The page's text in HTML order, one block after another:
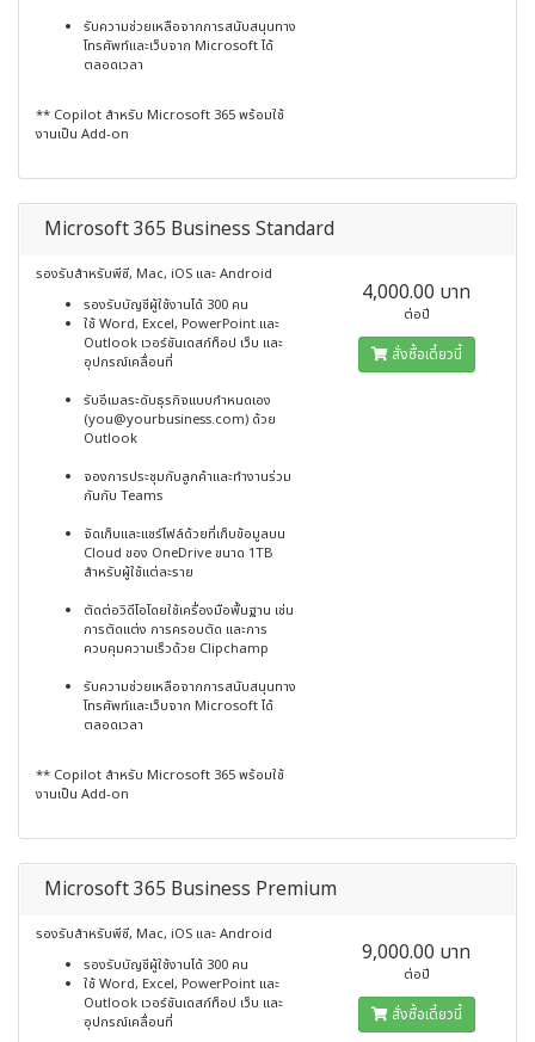
รับความช่วยเหลือจากการสนับสนุนทาง
โทรศัพท์และเว็บจาก Microsoft ได้
ตลอดเวลา
** Copilot สำหรับ Microsoft 365 พร้อมใช้
งานเป็น Add-on
Microsoft 365 Business Standard
รองรับสำหรับพีซี, Mac, iOS และ Android
รองรับบัญชีผู้ใช้งานได้ 300 คน
ใช้ Word, Excel, PowerPoint และ
Outlook เวอร์ชันเดสก์ท็อป เว็บ และ
อุปกรณ์เคลื่อนที่
รับอีเมลระดับธุรกิจแบบกำหนดเอง
(you@yourbusiness.com) ด้วย
Outlook
จองการประชุมกับลูกค้าและทำงานร่วม
กันกับ Teams
จัดเก็บและแชร์ไฟล์ด้วยที่เก็บข้อมูลบน
Cloud ของ OneDrive ขนาด 1TB
สำหรับผู้ใช้แต่ละราย
ตัดต่อวิดีโอโดยใช้เครื่องมือพื้นฐาน เช่น
การตัดแต่ง การครอบตัด และการ
ควบคุมความเร็วด้วย Clipchamp
รับความช่วยเหลือจากการสนับสนุนทาง
โทรศัพท์และเว็บจาก Microsoft ได้
ตลอดเวลา
** Copilot สำหรับ Microsoft 365 พร้อมใช้
งานเป็น Add-on
4,000.00 บาท
ต่อปี
สั่งซื้อเดี๋ยวนี้
Microsoft 365 Business Premium
รองรับสำหรับพีซี, Mac, iOS และ Android
รองรับบัญชีผู้ใช้งานได้ 300 คน
ใช้ Word, Excel, PowerPoint และ
Outlook เวอร์ชันเดสก์ท็อป เว็บ และ
อุปกรณ์เคลื่อนที่
9,000.00 บาท
ต่อปี
สั่งซื้อเดี๋ยวนี้